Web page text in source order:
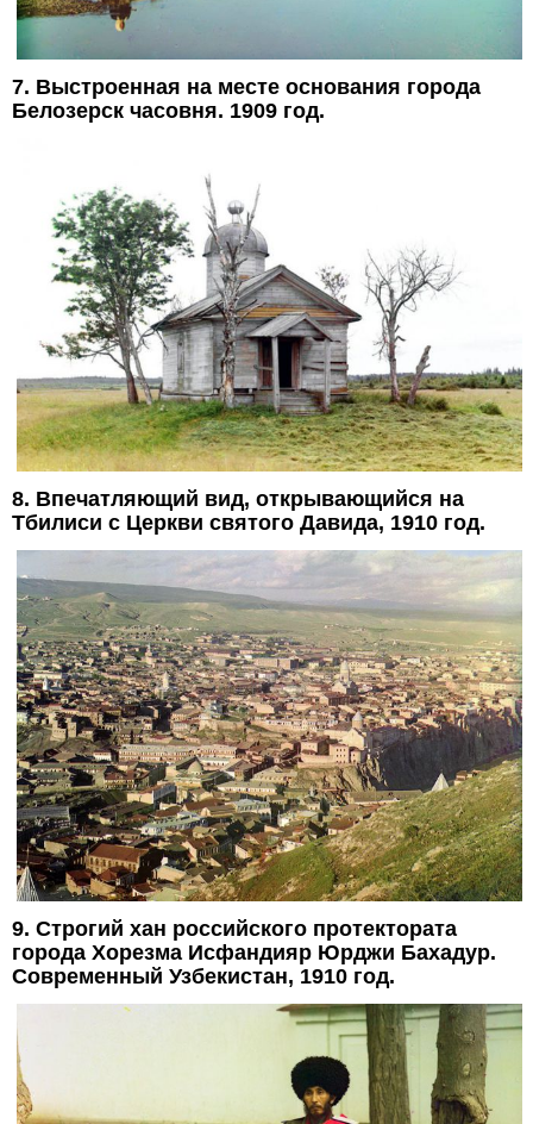
7. Выстроенная на месте основания города
Белозерск часовня. 1909 год.
8. Впечатляющий вид, открывающийся на
Тбилиси с Церкви святого Давида, 1910 год.
9. Строгий хан российского протектората
города Хорезма Исфандияр Юрджи Бахадур.
Современный Узбекистан, 1910 год.